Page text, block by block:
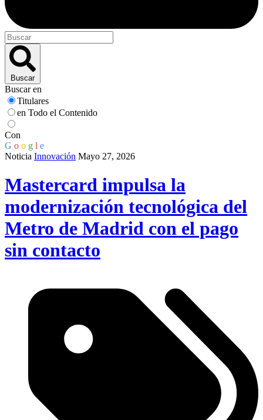
Buscar
Buscar en
Titulares
en Todo el Contenido
Con
G o o g l e
Noticia Innovación Mayo 27, 2026
Mastercard impulsa la
modernización tecnológica del
Metro de Madrid con el pago
sin contacto